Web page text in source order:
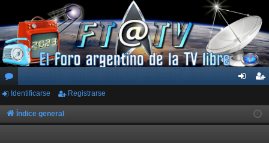
or
os ist
Identificarse Registrarse
Índice general